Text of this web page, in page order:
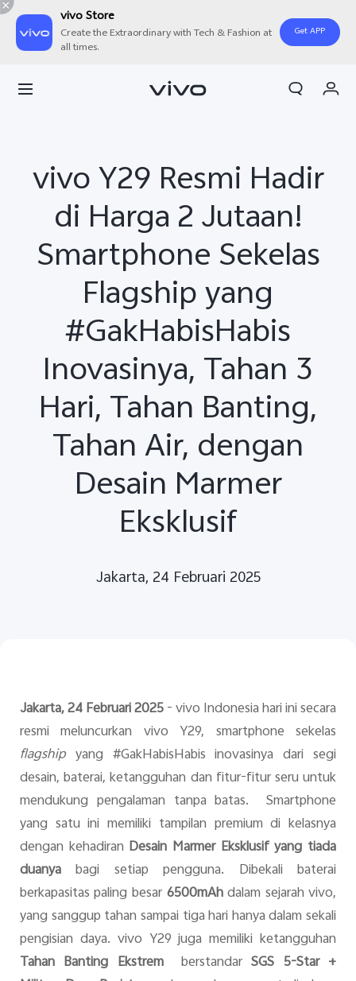
vivo Store
Create the Extraordinary with Tech & Fashion at
all times.
Get APP
Indonesia | Pilih negara/wilayah
Akun Saya
vivo Y29 Resmi Hadir
di Harga 2 Jutaan!
Smartphone Sekelas
Flagship yang
#GakHabisHabis
Inovasinya, Tahan 3
Hari, Tahan Banting,
Tahan Air, dengan
Desain Marmer
Eksklusif
Jakarta, 24 Februari 2025
Jakarta, 24 Februari 2025- vivo Indonesia hari ini secara
resmi meluncurkan vivo Y29, smartphone sekelas
flagship yang #GakHabisHabis inovasinya dari segi
desain, baterai, ketangguhan dan fitur-fitur seru untuk
mendukung pengalaman tanpa batas. Smartphone
yang satu ini memiliki tampilan premium di kelasnya
dengan kehadiran Desain Marmer Eksklusif yang tiada
duanyabagi setiap pengguna. Dibekali baterai
berkapasitas paling besar 6500mAhdalam sejarah vivo,
yang sanggup tahan sampai tiga hari hanya dalam sekali
pengisian daya. vivo Y29 juga memiliki ketangguhan
Tahan Banting Ekstremberstandar SGS 5-Star +